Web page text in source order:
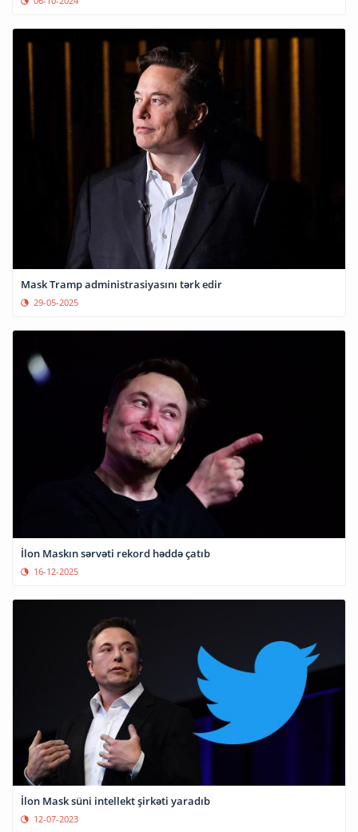
Mask Tramp administrasiyasını tərk edir
29-05-2025
İlon Maskın sərvəti rekord həddə çatıb
16-12-2025
İlon Mask süni intellekt şirkəti yaradıb
12-07-2023